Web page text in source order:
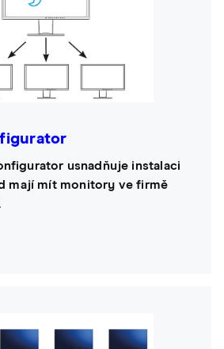
usnadňuje instalaci
mají mít monitory ve firmě